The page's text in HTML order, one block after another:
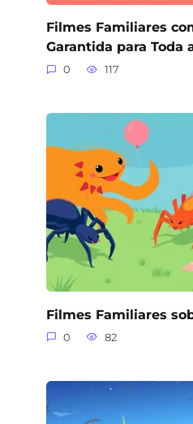
Filmes Familiares
Garantida para Toda
0 117
Filmes Familiares
0 82